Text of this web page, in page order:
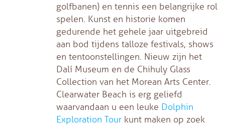
golfbanen) en tennis een belangrijke rol
spelen. Kunst en historie komen
gedurende het gehele jaar uitgebreid
aan bod tijdens talloze festivals, shows
en tentoonstellingen. Nieuw zijn het
Dalí Museum en de Chihuly Glass
Collection van het Morean Arts Center.
Clearwater Beach is erg geliefd
waarvandaan u een leuke Dolphin
Exploration Tour kunt maken op zoek